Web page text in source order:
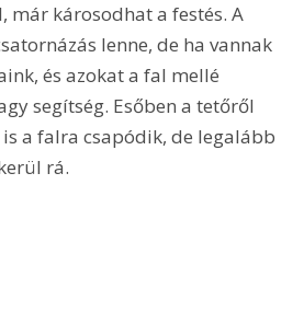
már károsodhat a festés. A
lenne, de ha vannak
és azokat a fal mellé
segítség. Esőben a tetőről
a falra csapódik, de legalább
rá.